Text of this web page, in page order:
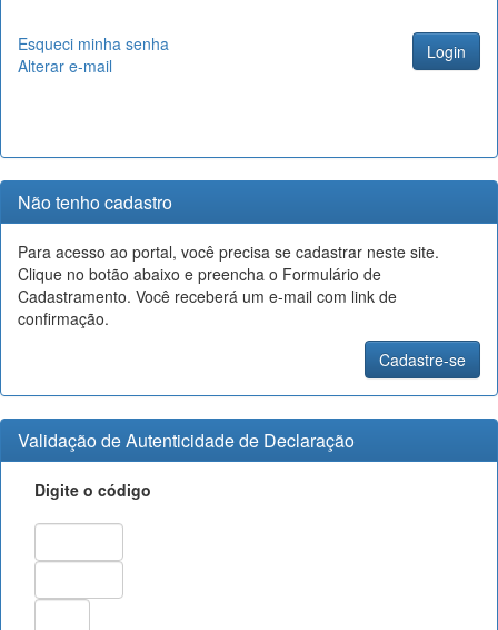
Esqueci minha senha
Alterar e-mail
Não tenho cadastro
Para acesso ao portal, você precisa se cadastrar neste site.
Clique no botão abaixo e preencha o Formulário de
Cadastramento. Você receberá um e-mail com link de
confirmação.
Validação de Autenticidade de Declaração
Digite o código